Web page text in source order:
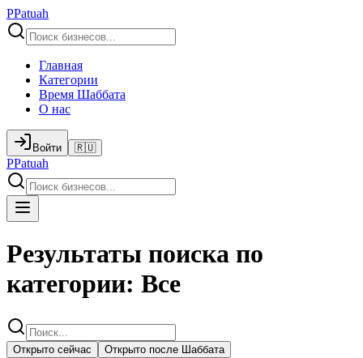
PPatuah
Главная
Категории
Время Шаббата
О нас
Войти 🇷🇺
PPatuah
Результаты поиска по
категории: Все
Открыто сейчас Открыто после Шаббата